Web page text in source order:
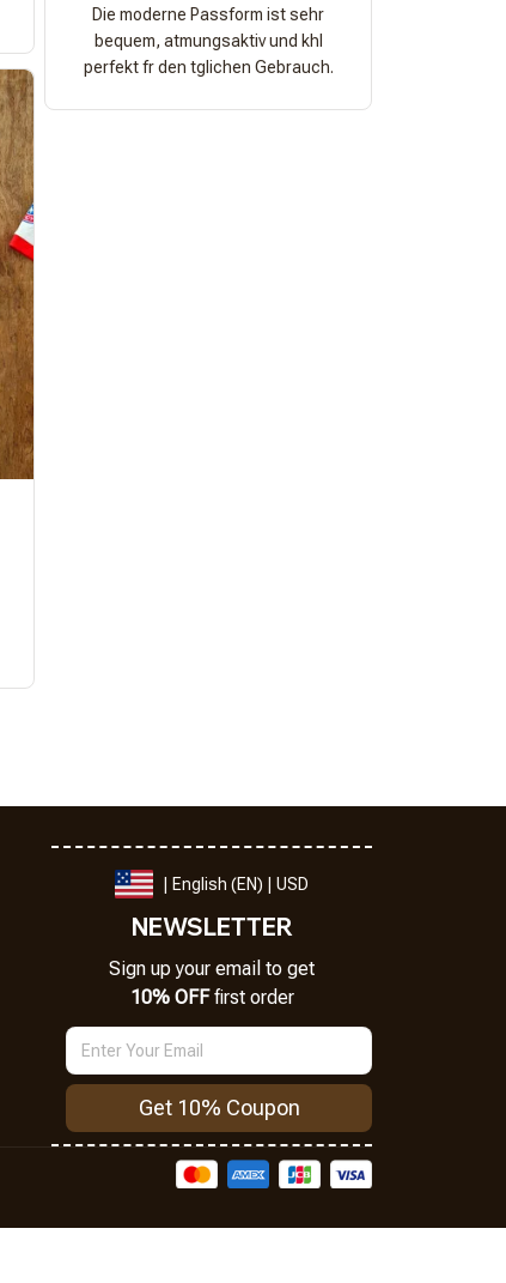
Die moderne Passform ist sehr
bequem, atmungsaktiv und khl
perfekt fr den tglichen Gebrauch.
| English (EN) | USD
NEWSLETTER
Sign up your email to get
10% OFF first order
Get 10% Coupon